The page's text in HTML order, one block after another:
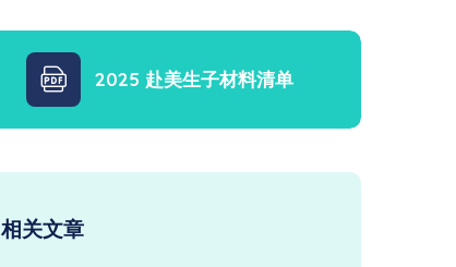
2025 赴美生子材料清单
相关文章